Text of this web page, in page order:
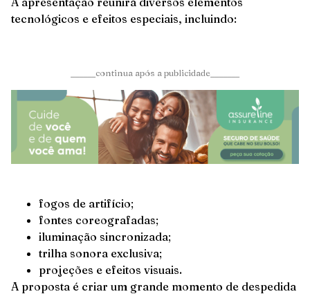
tecnológicos e efeitos especiais, incluindo:
______continua após a publicidade_______
fogos de artifício;
fontes coreografadas;
iluminação sincronizada;
trilha sonora exclusiva;
projeções e efeitos visuais.
A proposta é criar um grande momento de despedida